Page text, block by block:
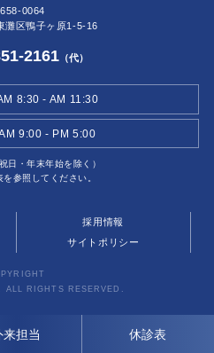
来担当 休診表
0064
灘区鴨子ヶ原1-5-16
2161 （代）
8:30 - AM 11:30
9:00 - PM 5:00
日・年末年始を除く）
参照してください。
採用情報
サイトポリシー
ALL RIGHTS RESERVED.